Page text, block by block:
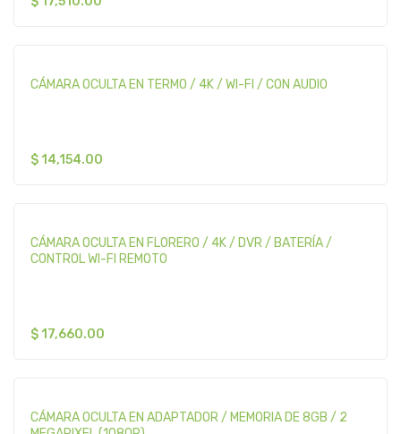
CÁMARA OCULTA EN TERMO / 4K / WI-FI / CON AUDIO
$ 14,154.00
CÁMARA OCULTA EN FLORERO / 4K / DVR / BATERÍA /
CONTROL WI-FI REMOTO
$ 17,660.00
CÁMARA OCULTA EN ADAPTADOR / MEMORIA DE 8GB / 2